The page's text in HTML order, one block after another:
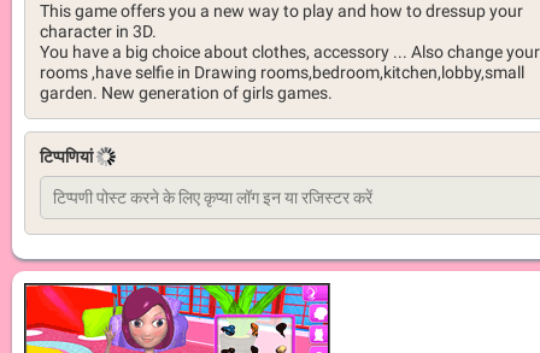
This game offers you a new way to play and how to dressup your
character in 3D.
You have a big choice about clothes, accessory ... Also change your
rooms ,have selfie in Drawing rooms,bedroom,kitchen,lobby,small
garden. New generation of girls games.
टिप्पणियां